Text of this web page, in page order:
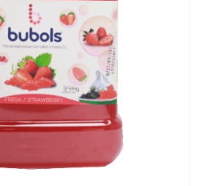
CARRITO / DETAILS